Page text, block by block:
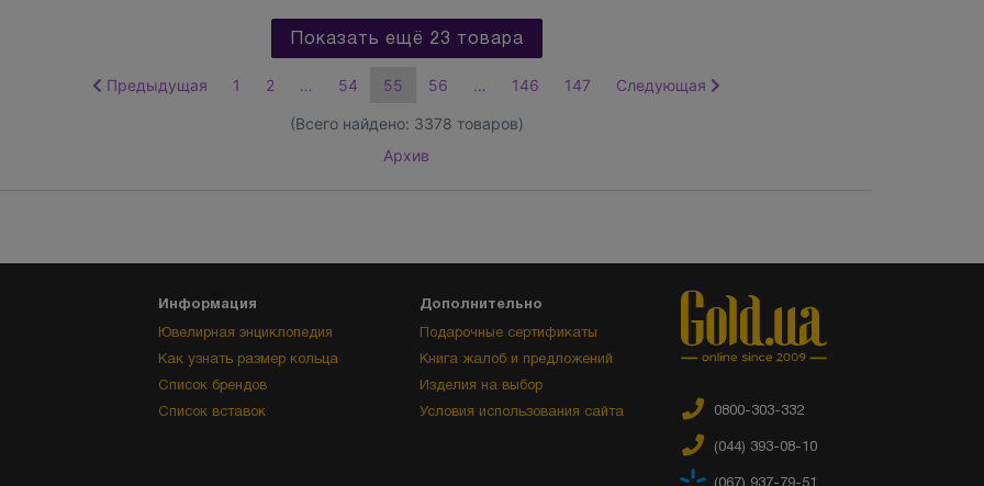
Показать ещё 23 товара
Предыдущая 1 2 … 54 55 56 … 146 147 Следующая
(Всего найдено: 3378 товаров)
Архив
Информация
Ювелирная энциклопедия
Как узнать размер кольца
Список брендов
Список вставок
Дополнительно
Подарочные сертификаты
Книга жалоб и предложений
Изделия на выбор
Условия использования сайта
0800-303-332
(044) 393-08-10